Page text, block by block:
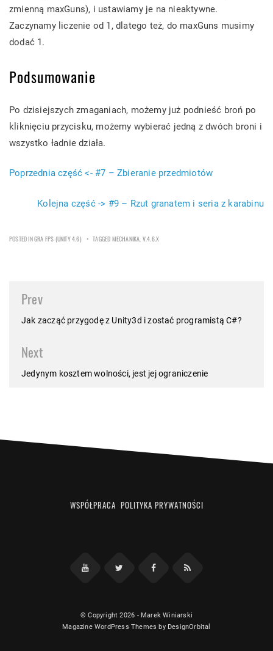
zmienną maxGuns), i ustawiamy je na nieaktywne.
Zaczynamy liczenie od 1, dlatego też, do maxGuns musimy
dodać 1.
Podsumowanie
Po dzisiejszych zmaganiach, możemy już podnieść broń po
kliknięciu przycisku, możemy wybierać jedną z dwóch broni i
wszystko ładnie działa.
Poprzednia część <- #7 – Zbieranie przedmiotów
Kolejna część -> #9 – Rzut granatem i seria z karabinu
POSTED INGRA FPS (UNITY 4.6) TAGGED MECHANIKA V.4.6.X
Post
navigation
Prev
Jak zacząć przygodę z Unity3d i zostać programistą C#?
Next
Jedynym kosztem wolności, jest jej ograniczenie
WSPÓŁPRACA POLITYKA PRYWATNOŚCI
YouTubeTwitter FacebookRSS
© Copyright 2026 - Marek Winiarski
Magazine WordPress Themes by DesignOrbital